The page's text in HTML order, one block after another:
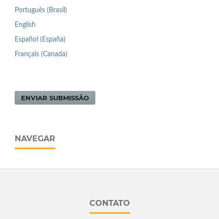
Português (Brasil)
English
Español (España)
Français (Canada)
ENVIAR SUBMISSÃO
NAVEGAR
CONTATO